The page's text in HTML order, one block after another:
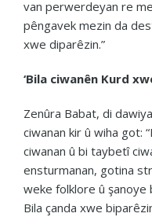
van perwerdeyan re
pêngavek mezin da
xwe diparêzin.”
‘Bila ciwanên Kurd
Zenûra Babat, di
ciwanan kir û wiha got:
ciwanan û bi taybetî
ensturmanan, gotina
weke folklore û şanoye
Bila çanda xwe